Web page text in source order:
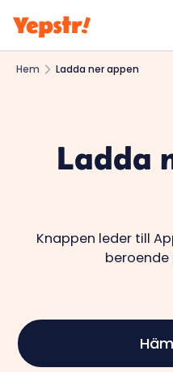
Hem Ladda ner appen
Ladda
Knappen leder till